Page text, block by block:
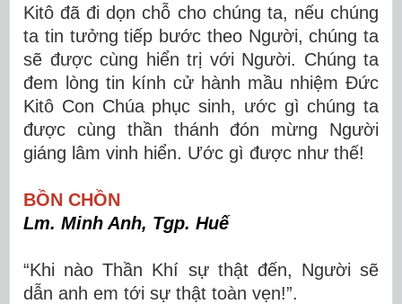
Kitô đã đi dọn chỗ cho chúng ta, nếu chúng
ta tin tưởng tiếp bước theo Người, chúng ta
sẽ được cùng hiển trị với Người. Chúng ta
đem lòng tin kính cử hành mầu nhiệm Đức
Kitô Con Chúa phục sinh, ước gì chúng ta
được cùng thần thánh đón mừng Người
giáng lâm vinh hiển. Ước gì được như thế!
BỒN CHỒN
Lm. Minh Anh, Tgp. Huế
“Khi nào Thần Khí sự thật đến, Người sẽ
dẫn anh em tới sự thật toàn vẹn!”.